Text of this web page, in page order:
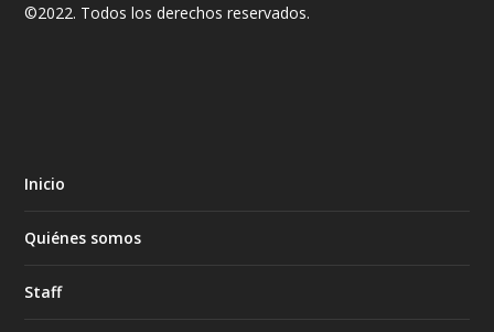
©2022. Todos los derechos reservados.
Inicio
Quiénes somos
Staff